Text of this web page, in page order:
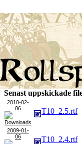
Senast uppskickade
2010-02-
06
T10_2.5.rtf
2009-01-
06
T10_2.4.rtf